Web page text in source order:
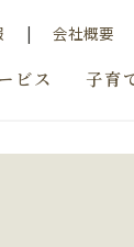
会社概要
ビス 子育